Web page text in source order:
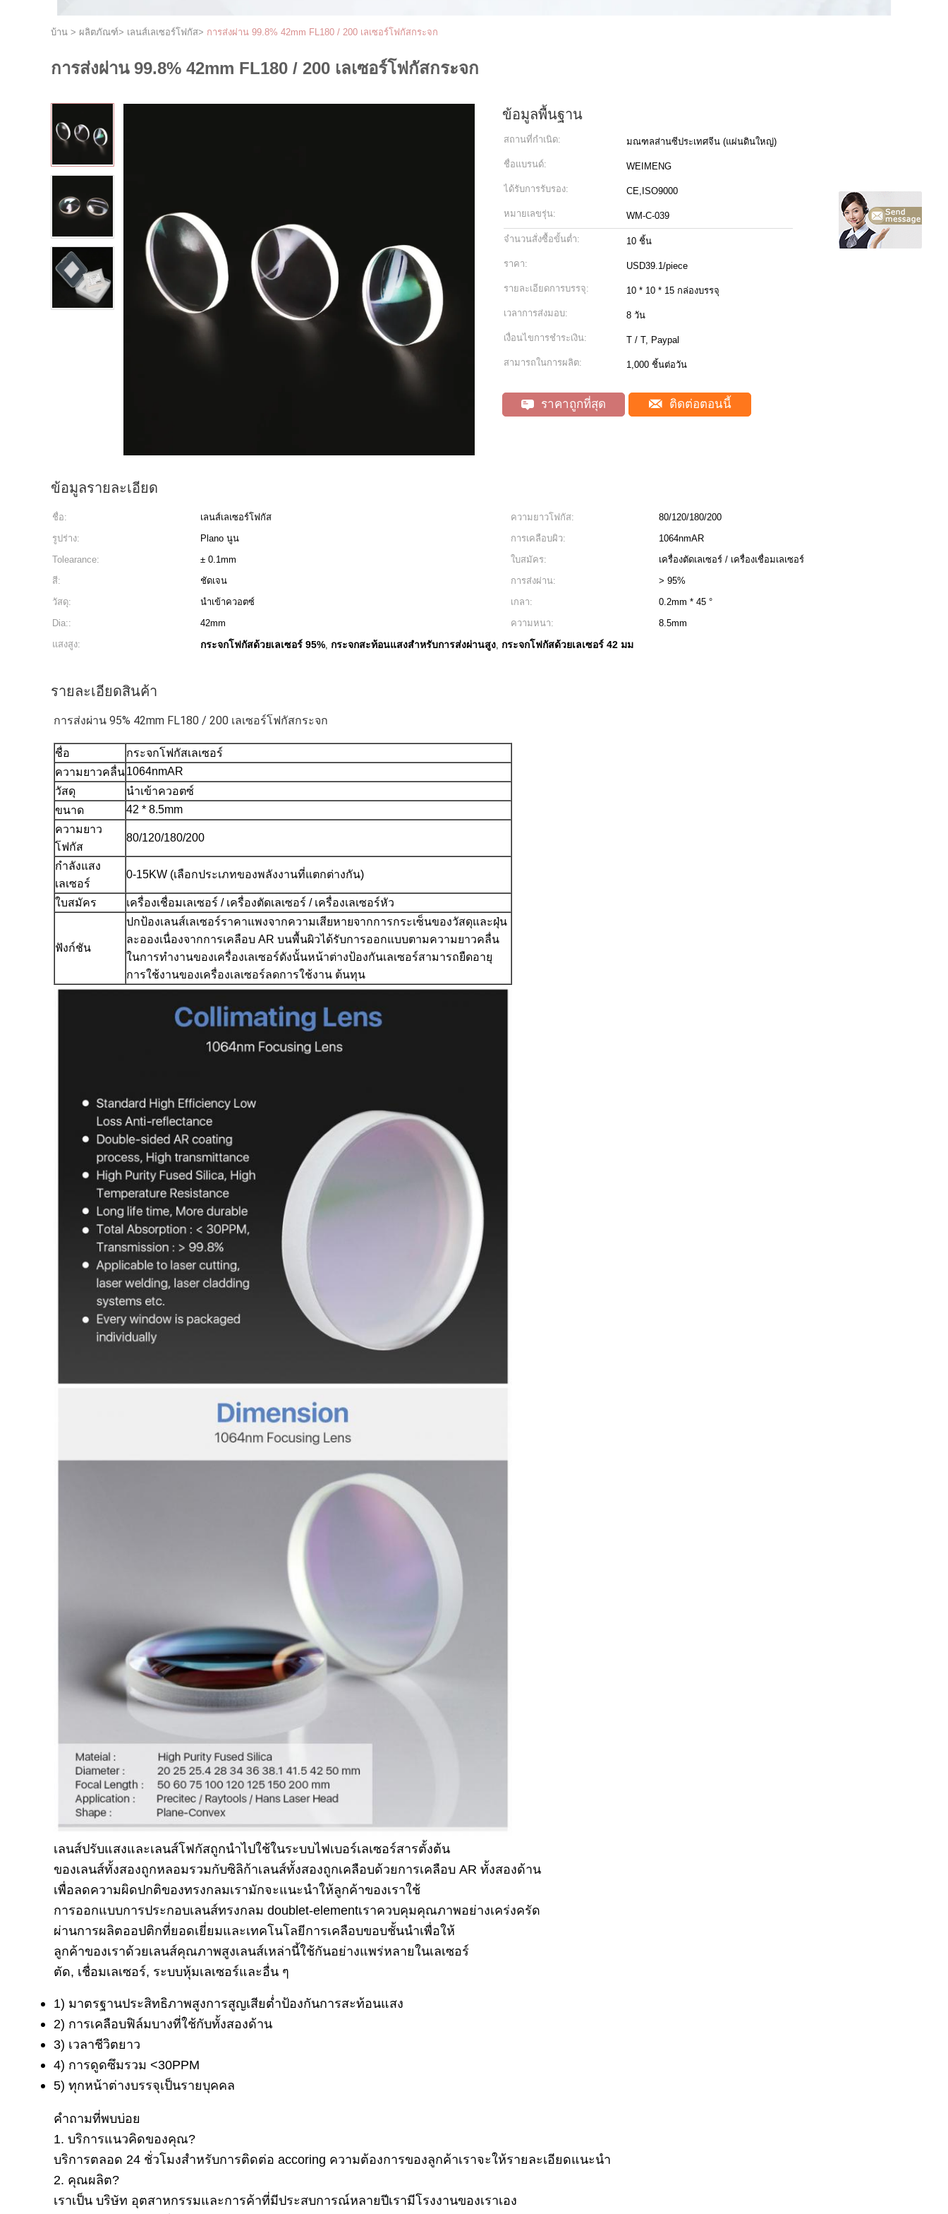
บ้าน > ผลิตภัณฑ์> เลนส์เลเซอร์โฟกัส> การส่งผ่าน 99.8% 42mm FL180 / 200 เลเซอร์โฟกัสกระจก
การส่งผ่าน 99.8% 42mm FL180 / 200 เลเซอร์โฟกัสกระจก
ข้อมูลพื้นฐาน
สถานที่กำเนิด: มณฑลส่านซีประเทศจีน (แผ่นดินใหญ่)
ชื่อแบรนด์: WEIMENG
ได้รับการรับรอง: CE,ISO9000
หมายเลขรุ่น: WM-C-039
จำนวนสั่งซื้อขั้นต่ำ: 10 ชิ้น
ราคา: USD39.1/piece
รายละเอียดการบรรจุ: 10 * 10 * 15 กล่องบรรจุ
เวลาการส่งมอบ: 8 วัน
เงื่อนไขการชำระเงิน: T / T, Paypal
สามารถในการผลิต: 1,000 ชิ้นต่อวัน
ราคาถูกที่สุด ติดต่อตอนนี้
ข้อมูลรายละเอียด
ชื่อ: เลนส์เลเซอร์โฟกัส ความยาวโฟกัส:
80/120/180/200
รูปร่าง:
Plano นูน การเคลือบผิว:
1064nmAR
Tolearance:
± 0.1mm ใบสมัคร:
เครื่องตัดเลเซอร์ / เครื่องเชื่อมเลเซอร์
สี:
ชัดเจน การส่งผ่าน:
> 95%
วัสดุ:
นำเข้าควอตซ์ เกลา:
0.2mm * 45 °
Dia::
42mm ความหนา:
8.5mm
แสงสูง:
กระจกโฟกัสด้วยเลเซอร์ 95%, กระจกสะท้อนแสงสำหรับการส่งผ่านสูง, กระจกโฟกัสด้วยเลเซอร์ 42 มม
รายละเอียดสินค้า
การส่งผ่าน 95% 42mm FL180 / 200 เลเซอร์โฟกัสกระจก
ชื่อ
กระจกโฟกัสเลเซอร์
ความยาวคลื่น1064nmAR
วัสดุ
นำเข้าควอตซ์
ขนาด
42 * 8.5mm
ความยาว
โฟกัส
80/120/180/200
กำลังแสง
เลเซอร์
0-15KW (เลือกประเภทของพลังงานที่แตกต่างกัน)
ใบสมัคร เครื่องเชื่อมเลเซอร์ / เครื่องตัดเลเซอร์ / เครื่องเลเซอร์หัว
ฟังก์ชัน
ปกป้องเลนส์เลเซอร์ราคาแพงจากความเสียหายจากการกระเซ็นของวัสดุและฝุ่น
ละอองเนื่องจากการเคลือบ AR บนพื้นผิวได้รับการออกแบบตามความยาวคลื่น
ในการทำงานของเครื่องเลเซอร์ดังนั้นหน้าต่างป้องกันเลเซอร์สามารถยืดอายุ
การใช้งานของเครื่องเลเซอร์ลดการใช้งาน ต้นทุน
เลนส์ปรับแสงและเลนส์โฟกัสถูกนำไปใช้ในระบบไฟเบอร์เลเซอร์สารตั้งต้น
ของเลนส์ทั้งสองถูกหลอมรวมกับซิลิก้าเลนส์ทั้งสองถูกเคลือบด้วยการเคลือบ AR ทั้งสองด้าน
เพื่อลดความผิดปกติของทรงกลมเรามักจะแนะนำให้ลูกค้าของเราใช้
การออกแบบการประกอบเลนส์ทรงกลม doublet-elementเราควบคุมคุณภาพอย่างเคร่งครัด
ผ่านการผลิตออปติกที่ยอดเยี่ยมและเทคโนโลยีการเคลือบขอบชั้นนำเพื่อให้
ลูกค้าของเราด้วยเลนส์คุณภาพสูงเลนส์เหล่านี้ใช้กันอย่างแพร่หลายในเลเซอร์
ตัด, เชื่อมเลเซอร์, ระบบหุ้มเลเซอร์และอื่น ๆ
1) มาตรฐานประสิทธิภาพสูงการสูญเสียต่ำป้องกันการสะท้อนแสง
2) การเคลือบฟิล์มบางที่ใช้กับทั้งสองด้าน
3) เวลาชีวิตยาว
4) การดูดซึมรวม <30PPM
5) ทุกหน้าต่างบรรจุเป็นรายบุคคล
คำถามที่พบบ่อย
1. บริการแนวคิดของคุณ?
บริการตลอด 24 ชั่วโมงสำหรับการติดต่อ accoring ความต้องการของลูกค้าเราจะให้รายละเอียดแนะนำ
2. คุณผลิต?
เราเป็น บริษัท อุตสาหกรรมและการค้าที่มีประสบการณ์หลายปีเรามีโรงงานของเราเอง